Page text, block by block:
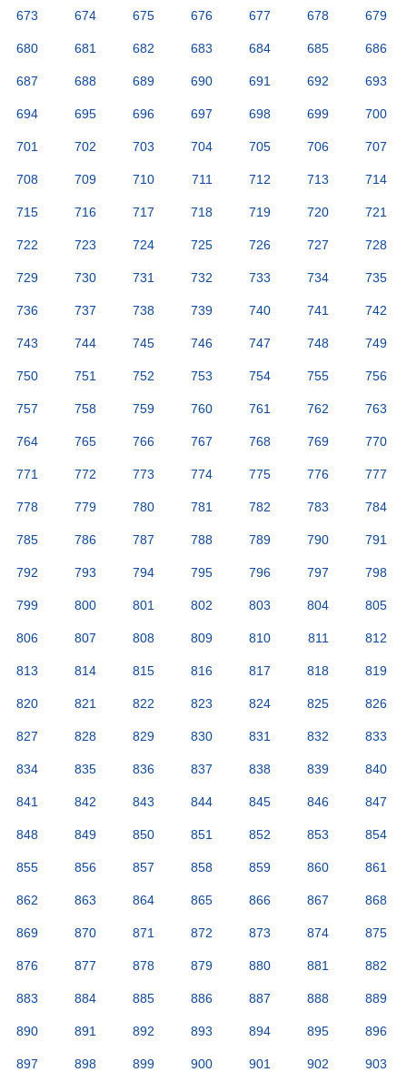
673 674 675 676 677 678 679
680 681 682 683 684 685 686
687 688 689 690 691 692 693
694 695 696 697 698 699 700
701 702 703 704 705 706 707
708 709 710 711 712 713 714
715 716 717 718 719 720 721
722 723 724 725 726 727 728
729 730 731 732 733 734 735
736 737 738 739 740 741 742
743 744 745 746 747 748 749
750 751 752 753 754 755 756
757 758 759 760 761 762 763
764 765 766 767 768 769 770
771 772 773 774 775 776 777
778 779 780 781 782 783 784
785 786 787 788 789 790 791
792 793 794 795 796 797 798
799 800 801 802 803 804 805
806 807 808 809 810 811 812
813 814 815 816 817 818 819
820 821 822 823 824 825 826
827 828 829 830 831 832 833
834 835 836 837 838 839 840
841 842 843 844 845 846 847
848 849 850 851 852 853 854
855 856 857 858 859 860 861
862 863 864 865 866 867 868
869 870 871 872 873 874 875
876 877 878 879 880 881 882
883 884 885 886 887 888 889
890 891 892 893 894 895 896
897 898 899 900 901 902 903